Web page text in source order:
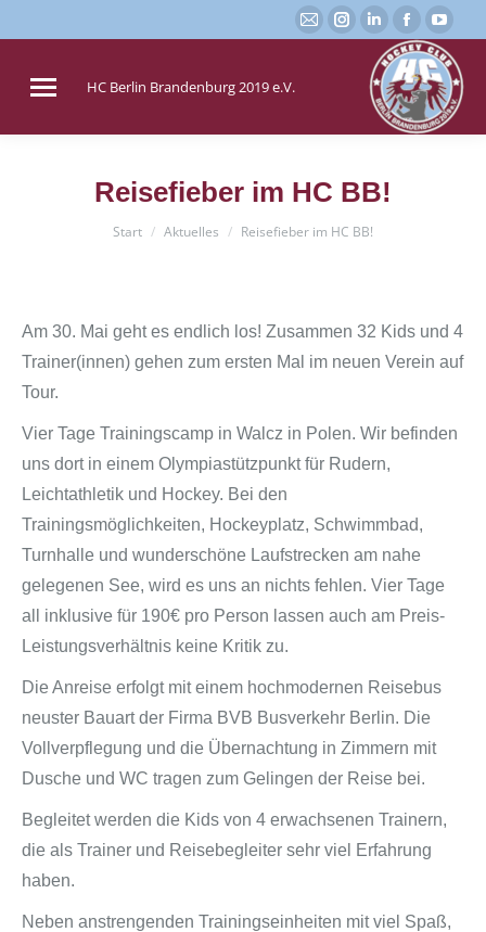
E-
in
window
Instagram
page
opens
new
Linkedin
page
opens
in
new
page
opens
in
new
in
new
HC Berlin Brandenburg 2019 e.V.
Reisefieber im HC BB!
Sie befinden sich hier:
Start Aktuelles Reisefieber im HC BB!
Am 30. Mai geht es endlich los! Zusammen 32 Kids und 4
Trainer(innen) gehen zum ersten Mal im neuen Verein auf
Tour.
Vier Tage Trainingscamp in Walcz in Polen. Wir befinden
uns dort in einem Olympiastützpunkt für Rudern,
Leichtathletik und Hockey. Bei den
Trainingsmöglichkeiten, Hockeyplatz, Schwimmbad,
Turnhalle und wunderschöne Laufstrecken am nahe
gelegenen See, wird es uns an nichts fehlen. Vier Tage
all inklusive für 190€ pro Person lassen auch am Preis-
Leistungsverhältnis keine Kritik zu.
Die Anreise erfolgt mit einem hochmodernen Reisebus
neuster Bauart der Firma BVB Busverkehr Berlin. Die
Vollverpflegung und die Übernachtung in Zimmern mit
Dusche und WC tragen zum Gelingen der Reise bei.
Begleitet werden die Kids von 4 erwachsenen Trainern,
die als Trainer und Reisebegleiter sehr viel Erfahrung
haben.
Neben anstrengenden Trainingseinheiten mit viel Spaß,